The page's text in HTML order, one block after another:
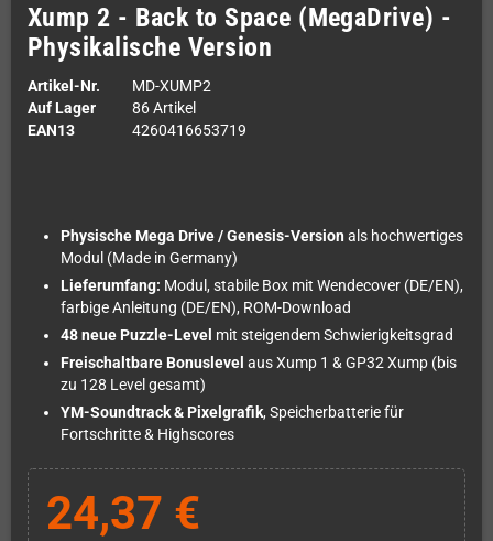
Xump 2 - Back to Space (MegaDrive) -
Physikalische Version
Artikel-Nr.
MD-XUMP2
Auf Lager
86 Artikel
EAN13
4260416653719
Physische Mega Drive / Genesis-Version als hochwertiges
Modul (Made in Germany)
Lieferumfang: Modul, stabile Box mit Wendecover (DE/EN),
farbige Anleitung (DE/EN), ROM-Download
48 neue Puzzle-Level mit steigendem Schwierigkeitsgrad
Freischaltbare Bonuslevel aus Xump 1 & GP32 Xump (bis
zu 128 Level gesamt)
YM-Soundtrack & Pixelgrafik, Speicherbatterie für
Fortschritte & Highscores
24,37 €